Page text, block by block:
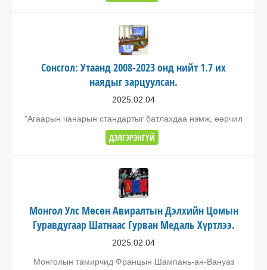
Сонсгол: Утаанд 2008-2023 онд нийт 1.7 их
наядыг зарцуулсан.
2025.02.04
"Агаарын чанарын стандартыг батлахдаа нэмж, өөрчил
ДЭЛГЭРЭНГҮЙ
Монгол Улс Мөсөн Авиралтын Дэлхийн Цомын
Гуравдугаар Шатнаас Гурван Медаль Хүртлээ.
2025.02.04
Монголын тамирчид Францын Шампань-ан-Вануаз